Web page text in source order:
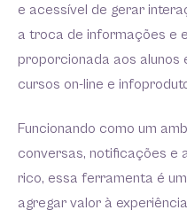
e acessível de gerar
a troca de informações e
proporcionada aos alunos
cursos on-line e
Funcionando como um
conversas, notificações e
rico, essa ferramenta é
agregar valor à